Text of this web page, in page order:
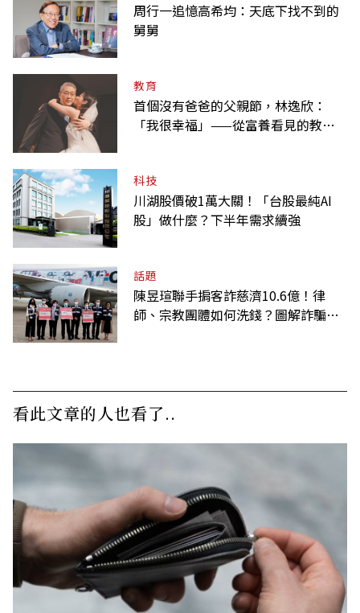
周行一追憶高希均：天底下找不到的
舅舅
教育
首個沒有爸爸的父親節，林逸欣：
「我很幸福」——從富養看見的教養
科技
川湖股價破1萬大關！「台股最純AI
股」做什麼？下半年需求續強
話題
陳昱瑄聯手掮客詐慈濟10.6億！律
師、宗教團體如何洗錢？圖解詐騙關
看此文章的人也看了..